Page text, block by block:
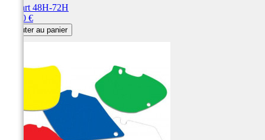
Départ 48H-72H
28,80 €
Ajouter au panier